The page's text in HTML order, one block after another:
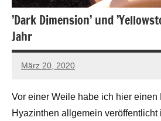
’Dark Dimension’ und
Jahr
März 20, 2020
Andreas
4 Kommentare
Vor einer Weile habe ich hier einen
Hyazinthen allgemein veröffentlicht